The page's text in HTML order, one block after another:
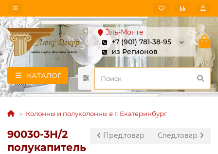
Эль-Монте
+7 (901) 781-38-95
из Регионов
КАТАЛОГ
Колонны и полуколонны в г. Екатеринбург
Пред.товар След.товар
90030-3H/2
полукапитель